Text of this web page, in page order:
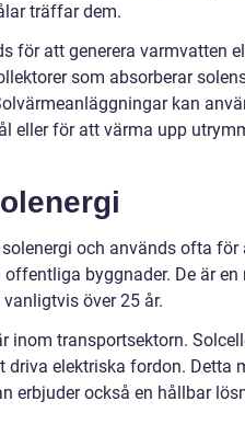
träffar dem.
för att generera varmvatten
som absorberar
kan
eller för att värma upp
och används ofta för
byggnader. De är en
över 25 år.
inom transportsektorn.
driva elektriska fordon. Detta
erbjuder också en hållbar